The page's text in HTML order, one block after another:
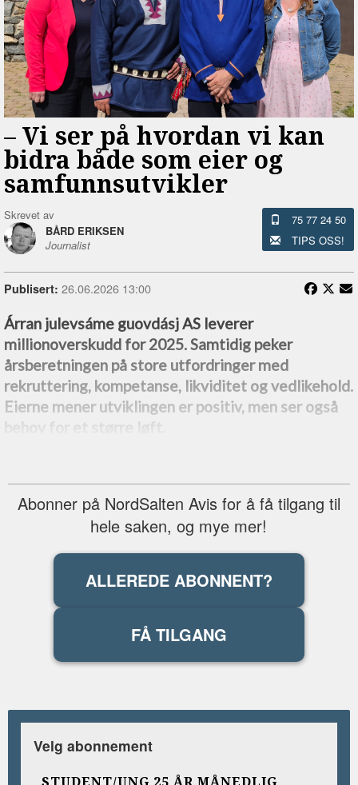
–⁠ Vi ser på hvordan vi kan
bidra både som eier og
samfunnsutvikler
Skrevet av
BÅRD ERIKSEN
Journalist
75 77 24 50
TIPS OSS!
Publisert: 26.06.2026 13:00
Árran julevsáme guovdásj AS leverer
millionoverskudd for 2025. Samtidig peker
årsberetningen på store utfordringer med
rekruttering, kompetanse, likviditet og vedlikehold.
Eierne mener utviklingen er positiv, men ser også
behov for et større løft.
Abonner på NordSalten Avis for å få tilgang til
hele saken, og mye mer!
ALLEREDE ABONNENT?
FÅ TILGANG
Velg abonnement